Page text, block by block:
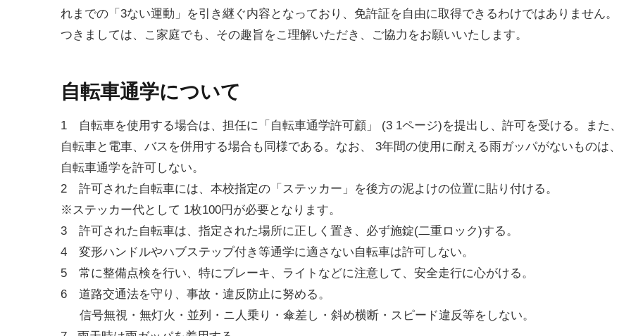
れまでの「3ない運動」を引き継ぐ内容となっており、免許証を自由に取得できるわけではありません。
つきましては、こ家庭でも、その趣旨をこ理解いただき、ご協力をお願いいたします。
自転車通学について
1 自転車を使用する場合は、担任に「自転車通学許可顧」 (3 1ページ)を提出し、許可を受ける。また、
自転車と電車、バスを併用する場合も同様である。なお、 3年間の使用に耐える雨ガッパがないものは、
自転車通学を許可しない。
2 許可された自転車には、本校指定の「ステッカー」を後方の泥よけの位置に貼り付ける。
※ステッカー代として 1枚100円が必要となります。
3 許可された自転車は、指定された場所に正しく置き、必ず施錠(二重ロック)する。
4 変形ハンドルやハブステップ付き等通学に適さない自転車は許可しない。
5 常に整備点検を行い、特にブレーキ、ライトなどに注意して、安全走行に心がける。
6 道路交通法を守り、事故・違反防止に努める。
信号無視・無灯火・並列・ニ人乗り・傘差し・斜め横断・スピード違反等をしない。